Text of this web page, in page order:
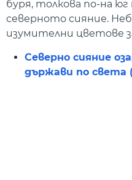
буря, толкова по-на
северното сияние.
изумителни цветове
Северно сияние
държави по